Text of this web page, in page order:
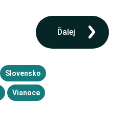
Ďalej
Slovensko
Vianoce